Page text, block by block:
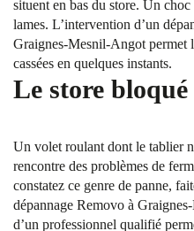
situent en bas du store. Un
lames. L’intervention d’un
Graignes-Mesnil-Angot permet
cassées en quelques instants.
Le store bloqué
Un volet roulant dont le tablier
rencontre des problèmes de
constatez ce genre de panne,
dépannage Removo à
d’un professionnel qualifié